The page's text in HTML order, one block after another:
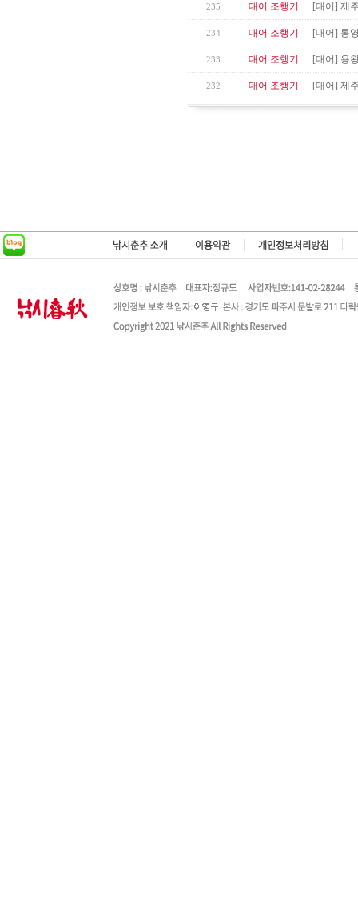
235 대어 조행기 [대어] 제
234 대어 조행기 [대어] 통
233 대어 조행기 [대어] 용
232 대어 조행기 [대어] 제